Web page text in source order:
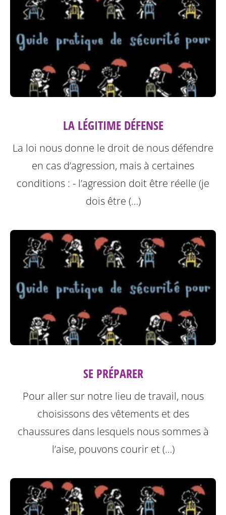
LA LÉGITIME DÉFENSE
La loi nous donne le droit de nous défendre
en cas d’agression, mais à certaines
conditions : - l’agression doit être réelle (je
dois être (…)
SE PRÉPARER
Pour aller sur notre lieu de travail, nous
choisissons des vêtements et des
chaussures dans lesquels nous sommes à
l’aise, pouvons courir et (…)